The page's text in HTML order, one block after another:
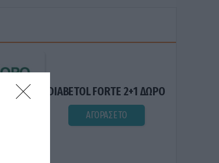
DIABETOL FORTE 2+1 ΔΩΡΟ
ΑΓΟΡΑΣΕ ΤΟ